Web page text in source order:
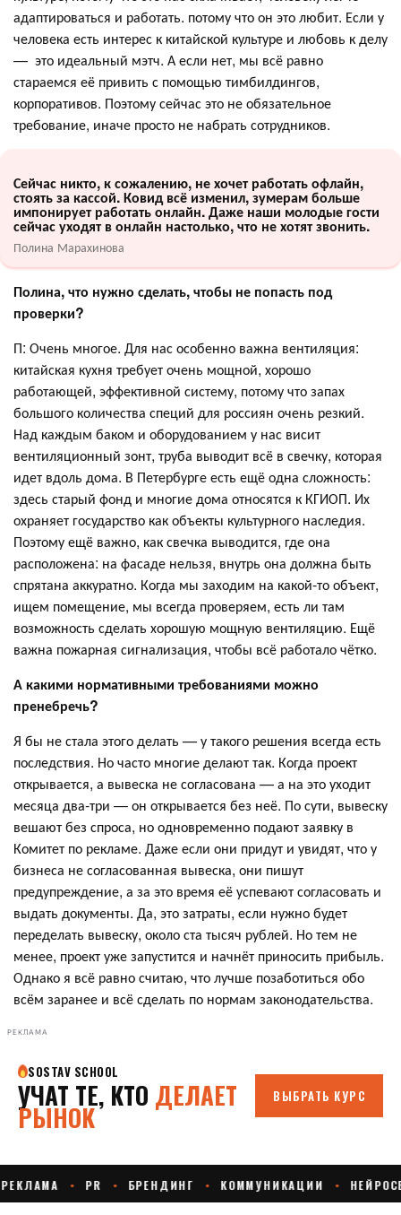
адаптироваться и работать. потому что он это любит. Если у
человека есть интерес к китайской культуре и любовь к делу
— это идеальный мэтч. А если нет, мы всё равно
стараемся её привить с помощью тимбилдингов,
корпоративов. Поэтому сейчас это не обязательное
требование, иначе просто не набрать сотрудников.
Сейчас никто, к сожалению, не хочет работать офлайн,
стоять за кассой. Ковид всё изменил, зумерам больше
импонирует работать онлайн. Даже наши молодые гости
сейчас уходят в онлайн настолько, что не хотят звонить.
Полина Марахинова
Полина, что нужно сделать, чтобы не попасть под
проверки?
П: Очень многое. Для нас особенно важна вентиляция:
китайская кухня требует очень мощной, хорошо
работающей, эффективной систему, потому что запах
большого количества специй для россиян очень резкий.
Над каждым баком и оборудованием у нас висит
вентиляционный зонт, труба выводит всё в свечку, которая
идет вдоль дома. В Петербурге есть ещё одна сложность:
здесь старый фонд и многие дома относятся к КГИОП. Их
охраняет государство как объекты культурного наследия.
Поэтому ещё важно, как свечка выводится, где она
расположена: на фасаде нельзя, внутрь она должна быть
спрятана аккуратно. Когда мы заходим на какой-то объект,
ищем помещение, мы всегда проверяем, есть ли там
возможность сделать хорошую мощную вентиляцию. Ещё
важна пожарная сигнализация, чтобы всё работало чётко.
А какими нормативными требованиями можно
пренебречь?
Я бы не стала этого делать — у такого решения всегда есть
последствия. Но часто многие делают так. Когда проект
открывается, а вывеска не согласована — а на это уходит
месяца два-три — он открывается без неё. По сути, вывеску
вешают без спроса, но одновременно подают заявку в
Комитет по рекламе. Даже если они придут и увидят, что у
бизнеса не согласованная вывеска, они пишут
предупреждение, а за это время её успевают согласовать и
выдать документы. Да, это затраты, если нужно будет
переделать вывеску, около ста тысяч рублей. Но тем не
менее, проект уже запустится и начнёт приносить прибыль.
Однако я всё равно считаю, что лучше позаботиться обо
всём заранее и всё сделать по нормам законодательства.
РЕКЛАМА